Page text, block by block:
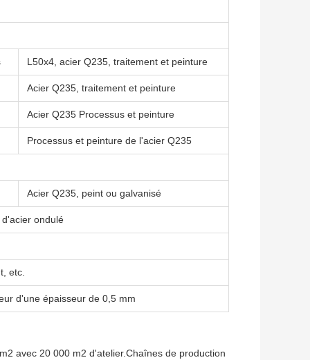
L50x4, acier Q235, traitement et peinture
Acier Q235, traitement et peinture
Acier Q235 Processus et peinture
Processus et peinture de l'acier Q235
Acier Q235, peint ou galvanisé
ondulé
etc.
d'une épaisseur de 0,5 mm
avec 20 000 m2 d'atelier.Chaînes de production